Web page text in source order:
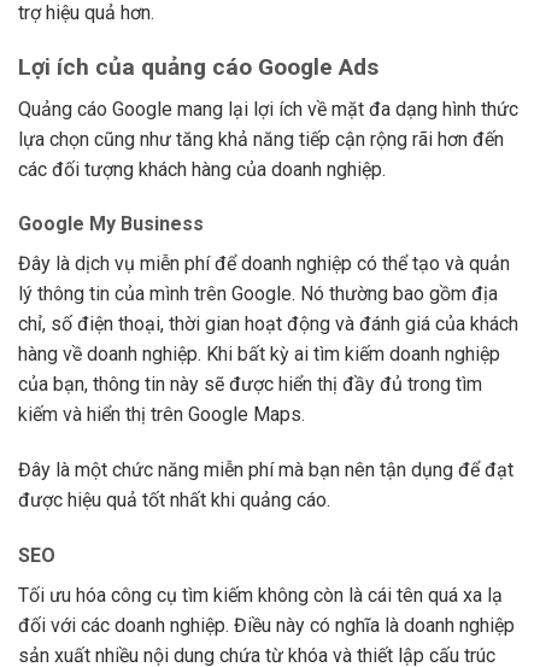
trợ hiệu quả hơn.
Lợi ích của quảng cáo Google Ads
Quảng cáo Google mang lại lợi ích về mặt đa dạng hình thức
lựa chọn cũng như tăng khả năng tiếp cận rộng rãi hơn đến
các đối tượng khách hàng của doanh nghiệp.
Google My Business
Đây là dịch vụ miễn phí để doanh nghiệp có thể tạo và quản
lý thông tin của mình trên Google. Nó thường bao gồm địa
chỉ, số điện thoại, thời gian hoạt động và đánh giá của khách
hàng về doanh nghiệp. Khi bất kỳ ai tìm kiếm doanh nghiệp
của bạn, thông tin này sẽ được hiển thị đầy đủ trong tìm
kiếm và hiển thị trên Google Maps.
Đây là một chức năng miễn phí mà bạn nên tận dụng để đạt
được hiệu quả tốt nhất khi quảng cáo.
SEO
Tối ưu hóa công cụ tìm kiếm không còn là cái tên quá xa lạ
đối với các doanh nghiệp. Điều này có nghĩa là doanh nghiệp
sản xuất nhiều nội dung chứa từ khóa và thiết lập cấu trúc